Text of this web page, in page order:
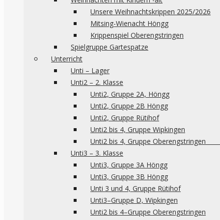
Unsere Weihnachtskrippen 2025/2026
Mitsing-Wienacht Höngg
Krippenspiel Oberengstringen
Spielgruppe Gartespatze
Unterricht
Unti – Lager
Unti2 – 2. Klasse
Unti2, Gruppe 2A, Höngg
Unti2, Gruppe 2B Höngg
Unti2, Gruppe Rütihof
Unti2 bis 4, Gruppe Wipkingen
Unti2 bis 4, Gruppe
Unti3 – 3. Klasse
Unti3, Gruppe 3A Höngg
Unti3, Gruppe 3B Höngg
Unti 3 und 4, Gruppe Rütihof
Unti3–Gruppe D, Wipkingen
Unti2 bis 4–Gruppe Oberengstringen